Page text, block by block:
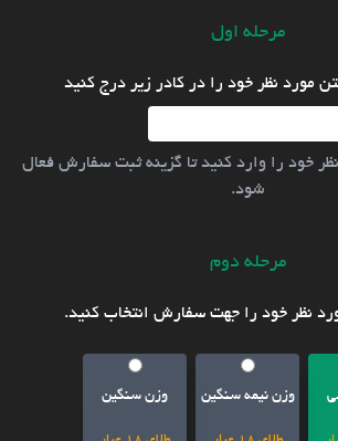
مرحله اول
مورد نظر خود را در کادر زیر درج کنید
نظر خود را وارد کنید تا گزینه ثبت سفارش فعال
شود.
مرحله دوم
نظر خود را جهت سفارش انتخاب کنید.
وزن نیمه سنگین وزن سنگین